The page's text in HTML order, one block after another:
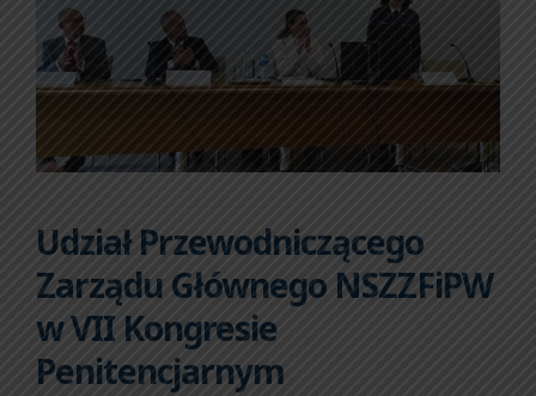
Udział Przewodniczącego
Zarządu Głównego NSZZFiPW
w VII Kongresie
Penitencjarnym